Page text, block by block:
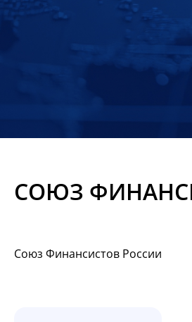
СОЮЗ
Союз Финансистов России